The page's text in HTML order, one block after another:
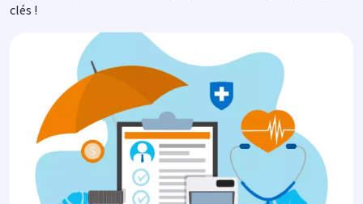
clés !